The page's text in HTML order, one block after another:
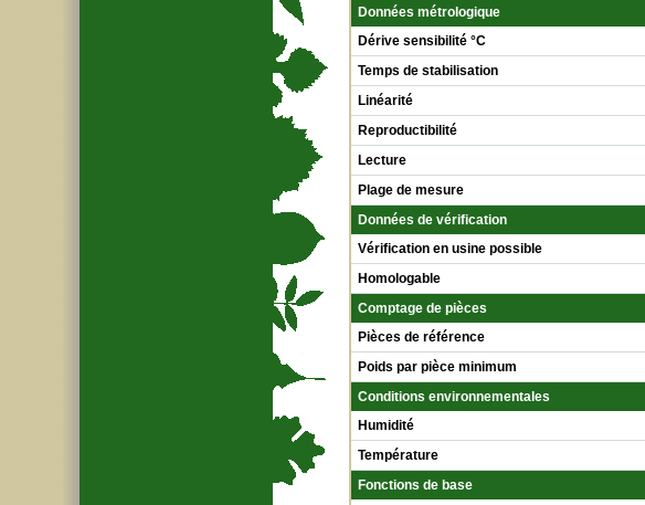
Données métrologique
Dérive sensibilité °C
Temps de stabilisation
Linéarité
Reproductibilité
Lecture
Plage de mesure
Données de vérification
Vérification en usine possible
Homologable
Comptage de pièces
Pièces de référence
Poids par pièce minimum
Conditions environnementales
Humidité
Température
Fonctions de base